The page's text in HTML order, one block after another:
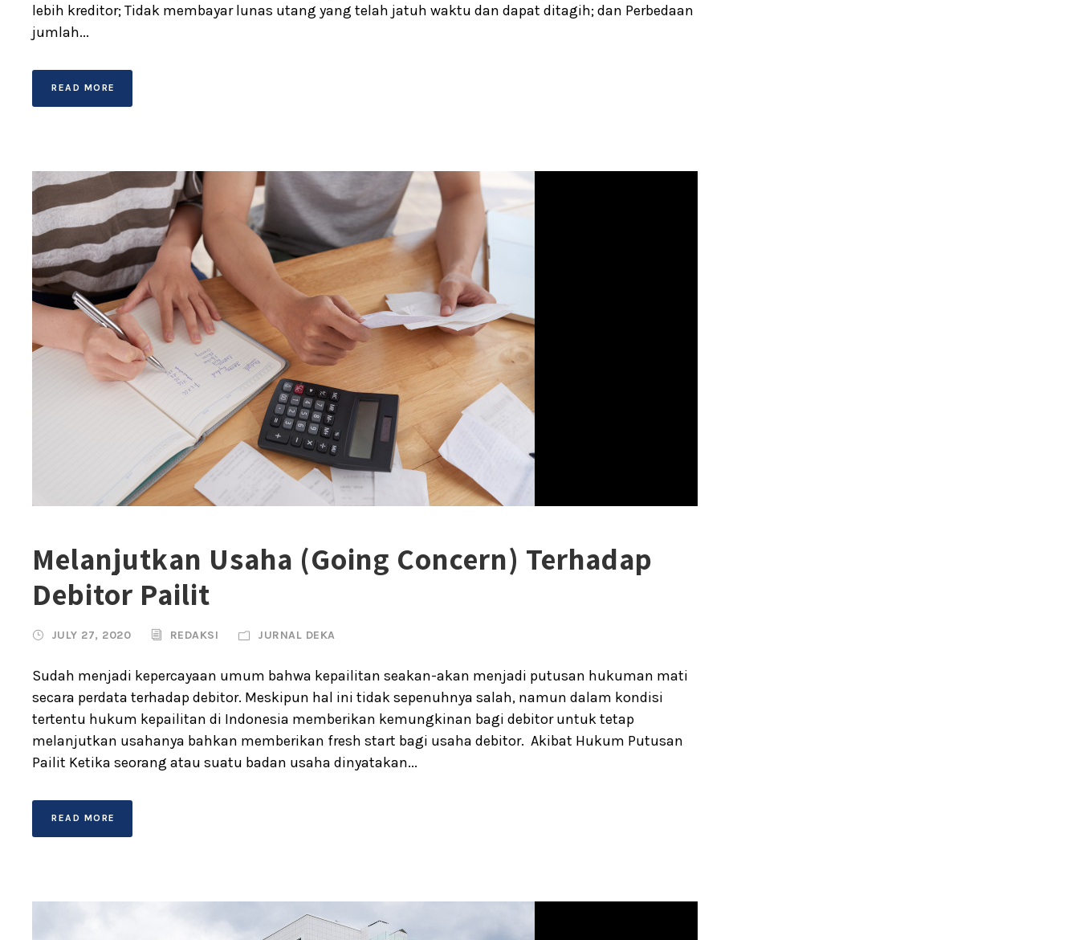
lebih kreditor; Tidak membayar lunas utang yang telah jatuh waktu dan dapat ditagih; dan Perbedaan
jumlah...
READ MORE
Melanjutkan Usaha (Going Concern) Terhadap
Debitor Pailit
JULY 27, 2020 REDAKSI JURNAL DEKA
Sudah menjadi kepercayaan umum bahwa kepailitan seakan-akan menjadi putusan hukuman mati
secara perdata terhadap debitor. Meskipun hal ini tidak sepenuhnya salah, namun dalam kondisi
tertentu hukum kepailitan di Indonesia memberikan kemungkinan bagi debitor untuk tetap
melanjutkan usahanya bahkan memberikan fresh start bagi usaha debitor. Akibat Hukum Putusan
Pailit Ketika seorang atau suatu badan usaha dinyatakan...
READ MORE